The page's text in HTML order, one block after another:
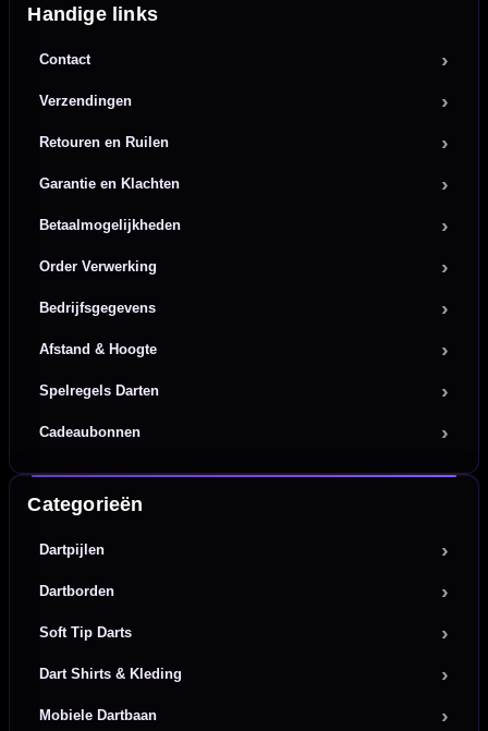
Handige links
Contact
Verzendingen
Retouren en Ruilen
Garantie en Klachten
Betaalmogelijkheden
Order Verwerking
Bedrijfsgegevens
Afstand & Hoogte
Spelregels Darten
Cadeaubonnen
Categorieën
Dartpijlen
Dartborden
Soft Tip Darts
Dart Shirts & Kleding
Mobiele Dartbaan